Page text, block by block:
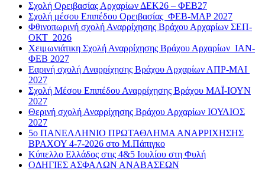
Σχολή Ορειβασίας Αρχαρίων ΔΕΚ26 – ΦΕΒ27
Σχολή μέσου Επιπέδου Ορειβασίας ΦΕΒ-ΜΑΡ 2027
Φθινοπωρινή σχολή Αναρρίχησης Βράχου Αρχαρίων ΣΕΠ-
ΟΚΤ 2026
Χειμωνιάτικη Σχολή Αναρρίχησης Βράχου Αρχαρίων ΙΑΝ-
ΦΕΒ 2027
Εαρινή σχολή Αναρρίχησης Βράχου Αρχαρίων ΑΠΡ-ΜΑΙ
2027
Σχολή Μέσου Επιπέδου Αναρρίχησης Βράχου ΜΑΪ-ΙΟΥΝ
2027
Θερινή σχολή Αναρρίχησης Βράχου Αρχαρίων ΙΟΥΛΙΟΣ
2027
5ο ΠΑΝΕΛΛΗΝΙΟ ΠΡΩΤΑΘΛΗΜΑ ΑΝΑΡΡΙΧΗΣΗΣ
ΒΡΑΧΟΥ 4-7-2026 στο Μ.Πάπιγκο
Κύπελλο Ελλάδος στις 4&5 Ιουλίου στη Φυλή
ΟΔΗΓΙΕΣ ΑΣΦΑΛΩΝ ΑΝΑΒΑΣΕΩΝ